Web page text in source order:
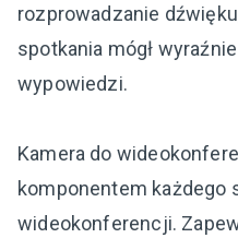
rozprowadzanie
spotkania mógł
wypowiedzi.
Kamera do
komponentem każdego
wideokonferencji.